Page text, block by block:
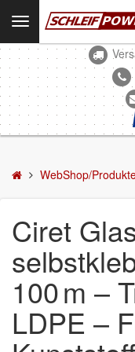
Kontakt
WebShop/
Schleifmittel
Kleben &
Abklebeband
Abdeckfolie
Abdeckpapier
Zubehör/Hilfsmittel
Toggle
navigation
WebShop/
Ciret
100 m –
LDPE –